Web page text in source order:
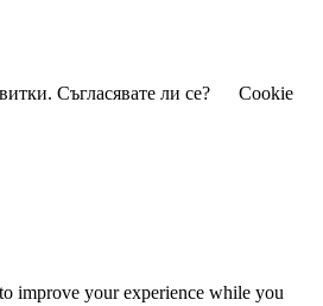
Съгласявате ли се?
Cookie
improve your experience while you